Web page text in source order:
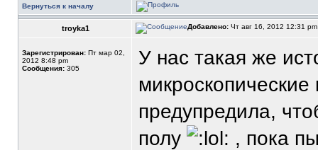
Вернуться к началу
troyka1 Добавлено: Чт авг 16, 2012 12:31
Зарегистрирован: Пт мар 02,
2012 8:48 pm
Сообщения: 305
У нас такая же
предупредила,
полу
, пока